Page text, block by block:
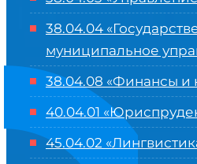
38.04.04
муниципальное
38.04.08 «Финансы и
40.04.01
45.04.02